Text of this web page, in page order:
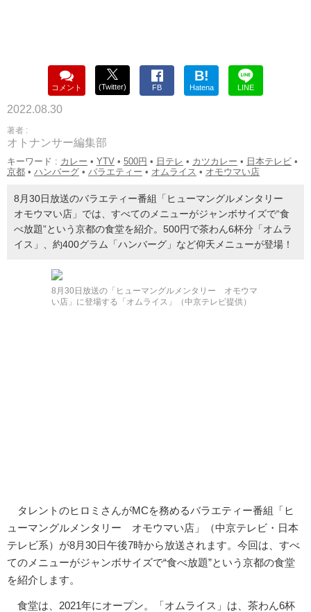
コメント (Twitter) FB
B!
Hatena LINE
2022.08.30
著者 :
オトナンサー編集部
キーワード : カレー • YTV • 500円 • 日テレ • カツカレー • 日本テレビ •
京都 • ハンバーグ • バラエティー • オムライス • オモウマい店
8月30日放送のバラエティー番組「ヒューマングルメンタリー
オモウマい店」では、すべてのメニューがジャンボサイズで“食
べ放題”という京都の食堂を紹介。500円で茶わん6杯分「オムラ
イス」、約400グラム「ハンバーグ」など仰天メニューが登場！
8月30日放送の「ヒューマングルメンタリー オモウマ
い店」に登場する「オムライス」（中京テレビ提供）
タレントのヒロミさんがMCを務めるバラエティー番組「ヒ
ューマングルメンタリー オモウマい店」（中京テレビ・日本
テレビ系）が8月30日午後7時から放送されます。今回は、すべ
てのメニューがジャンボサイズで“食べ放題”という京都の食堂
を紹介します。
食堂は、2021年にオープン。「オムライス」は、茶わん6杯